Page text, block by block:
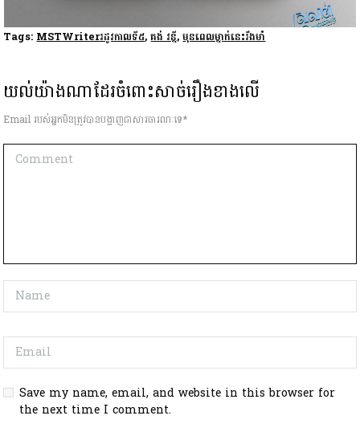
Tags:MSTWriterរដូវកាលទី៥,គង់ វន្នី,មុនពេលម្នាក់នេះរឹងមាំ
យល់យ៉ាងណាដែរចំពោះសាច់រឿងខាងលើ
Email របស់អ្នកមិនត្រូវបានបង្ហាញជាសារធារណៈទេ*
Save my name, email, and website in this browser for
the next time I comment.